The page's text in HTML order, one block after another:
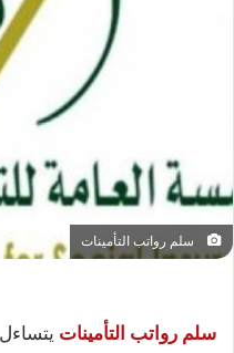
سلم رواتب التأمينات
سلم رواتب التأمينات